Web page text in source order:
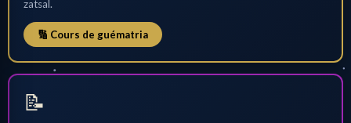
zatsal.
🔢 Cours de guématria
📝